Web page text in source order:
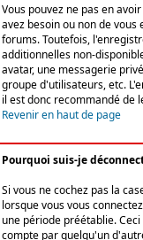
Vous pouvez ne pas en
avez besoin ou non de
forums. Toutefois,
additionnelles non-
avatar, une messagerie
groupe d'utilisateurs, etc.
il est donc recommandé de
Revenir en haut de page
Pourquoi suis-je
Si vous ne cochez pas la
lorsque vous vous
une période préétablie.
compte par quelqu'un